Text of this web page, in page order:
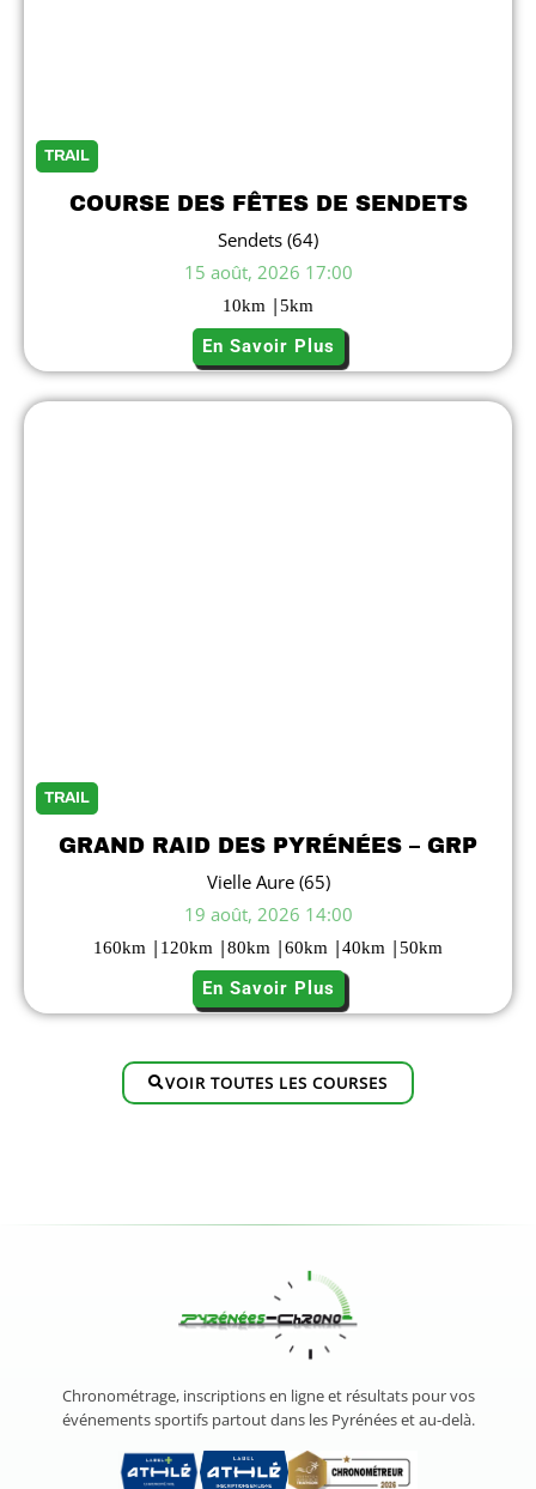
TRAIL
COURSE DES FÊTES DE SENDETS
Sendets (64)
15 août, 2026 17:00
10km |5km
En Savoir Plus
TRAIL
GRAND RAID DES PYRÉNÉES – GRP
Vielle Aure (65)
19 août, 2026 14:00
160km | 120km |80km |60km |40km |50km
En Savoir Plus
VOIR TOUTES LES COURSES
Chronométrage, inscriptions en ligne et résultats pour vos
événements sportifs partout dans les Pyrénées et au-delà.